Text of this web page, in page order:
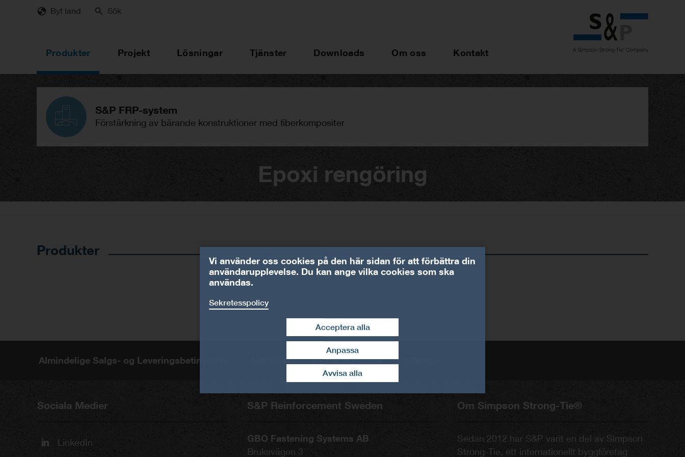
Byt land Sök
Produkter Projekt Lösningar Tjänster Downloads Om oss Kontakt
S&P FRP-system
Förstärkning av bärande konstruktioner med fiberkompositer
Epoxi rengöring
Produkter
Almindelige Salgs- og Leveringsbetingelser Säkerhet Sekretesspolicy
Om Simpson Strong-Tie®
Sedan 2012 har S&P varit en del av Simpson
Strong-Tie, ett internationellt byggföretag
S&P Reinforcement Sweden
GBO Fastening Systems AB
Bruksvägen 3
Sociala Medier
LinkedIn
Vi använder oss cookies på den här sidan för att förbättra din
användarupplevelse. Du kan ange vilka cookies som ska
användas.
Sekretesspolicy
Avvisa alla
Acceptera alla
dra tillbaka mitt samtycke
Anpassa